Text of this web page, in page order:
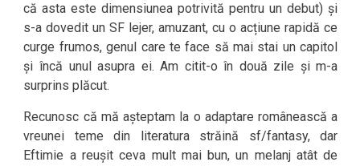
că asta este dimensiunea potrivită pentru un debut) și
s-a dovedit un SF lejer, amuzant, cu o acțiune rapidă ce
curge frumos, genul care te face să mai stai un capitol
și încă unul asupra ei. Am citit-o în două zile și m-a
surprins plăcut.
Recunosc că mă așteptam la o adaptare românească a
vreunei teme din literatura străină sf/fantasy, dar
Eftimie a reușit ceva mult mai bun, un melanj atât de